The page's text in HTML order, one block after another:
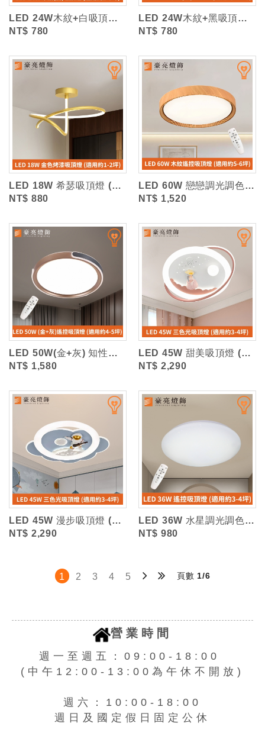
LED 24W木紋+白吸頂燈 (三色光)
NT$ 780
LED 24W木紋+黑吸頂燈 (三色光)
NT$ 780
LED 18W 希瑟吸頂燈 (三色光)
NT$ 880
LED 60W 戀戀調光調色吸頂燈 (附遙控器)
NT$ 1,520
LED 50W(金+灰) 知性調光調色吸頂燈 (附遙控器)
NT$ 1,580
LED 45W 甜美吸頂燈 (三色光)
NT$ 2,290
LED 45W 漫步吸頂燈 (三色光)
NT$ 2,290
LED 36W 水星調光調色吸頂燈 (附遙控器)
NT$ 980
1 2 3 4 5 頁數 1/6
營業時間
週一至週五：09:00-18:00
(中午12:00-13:00為午休不開放)
週六：10:00-18:00
週日及國定假日固定公休